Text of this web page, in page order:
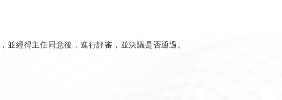
經得主任同意後，進行評審，並決議是否通過。